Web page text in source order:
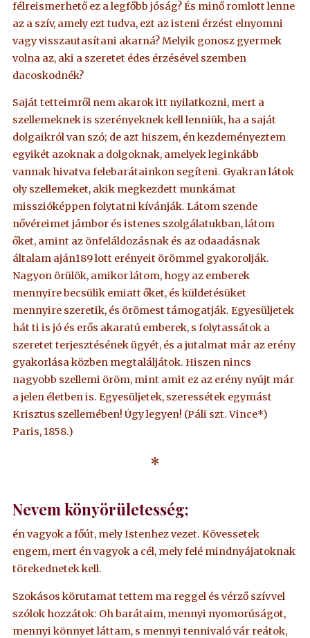
félreismerhető ez a legfőbb jóság? És minő romlott lenne
az a szív, amely ezt tudva, ezt az isteni érzést elnyomni
vagy visszautasítani akarná? Melyik gonosz gyermek
volna az, aki a szeretet édes érzésével szemben
dacoskodnék?
Saját tetteimről nem akarok itt nyilatkozni, mert a
szellemeknek is szerényeknek kell lenniük, ha a saját
dolgaikról van szó; de azt hiszem, én kezdeményeztem
egyikét azoknak a dolgoknak, amelyek leginkább
vannak hivatva felebarátainkon segíteni. Gyakran látok
oly szellemeket, akik megkezdett munkámat
misszióképpen folytatni kívánják. Látom szende
nővéreimet jámbor és istenes szolgálatukban, látom
őket, amint az önfeláldozásnak és az odaadásnak
általam aján189 lott erényeit örömmel gyakorolják.
Nagyon örülök, amikor látom, hogy az emberek
mennyire becsülik emiatt őket, és küldetésüket
mennyire szeretik, és örömest támogatják. Egyesüljetek
hát ti is jó és erős akaratú emberek, s folytassátok a
szeretet terjesztésének ügyét, és a jutalmat már az erény
gyakorlása közben megtaláljátok. Hiszen nincs
nagyobb szellemi öröm, mint amit ez az erény nyújt már
a jelen életben is. Egyesüljetek, szeressétek egymást
Krisztus szellemében! Úgy legyen! (Páli szt. Vince*)
Paris, 1858.)
*
Nevem könyörületesség;
én vagyok a főút, mely Istenhez vezet. Kövessetek
engem, mert én vagyok a cél, mely felé mindnyájatoknak
törekednetek kell.
Szokásos körutamat tettem ma reggel és vérző szívvel
szólok hozzátok: Oh barátaim, mennyi nyomorúságot,
mennyi könnyet láttam, s mennyi tennivaló vár reátok,